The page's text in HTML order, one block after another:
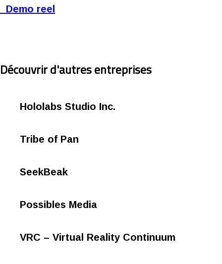
Demo reel
Découvrir d'autres entreprises
Hololabs Studio Inc.
Tribe of Pan
SeekBeak
Possibles Media
VRC – Virtual Reality Continuum